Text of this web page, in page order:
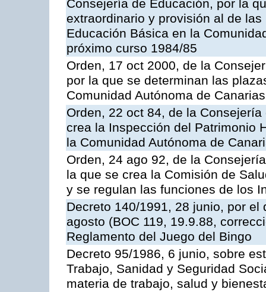
Consejería de Educación, por la
extraordinario y provisión al de
Educación Básica en la
próximo curso 1984/85
Orden, 17 oct 2000, de la
por la que se determinan las
Comunidad Autónoma de Canarias
Orden, 22 oct 84, de la
crea la Inspección del Patrimonio
la Comunidad Autónoma de
Orden, 24 ago 92, de la
la que se crea la Comisión de
y se regulan las funciones de los
Decreto 140/1991, 28 junio, por
agosto (BOC 119, 19.9.88,
Reglamento del Juego del Bingo
Decreto 95/1986, 6 junio, sobre
Trabajo, Sanidad y Seguridad
materia de trabajo, salud y